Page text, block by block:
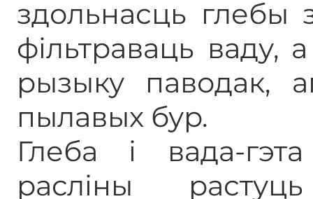
здольнасць глебы
фільтраваць ваду,
рызыку паводак,
пылавых бур.
Глеба і вада-
расліны